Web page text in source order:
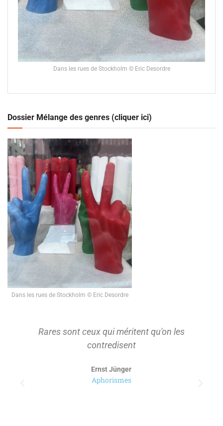
Dans les rues de Stockholm © Eric Desordre
Dossier Mélange des genres (cliquer ici)
Dans les rues de Stockholm © Eric Desordre
Rares sont ceux qui méritent qu'on les
contredisent
Ernst Jünger
Aphorismes